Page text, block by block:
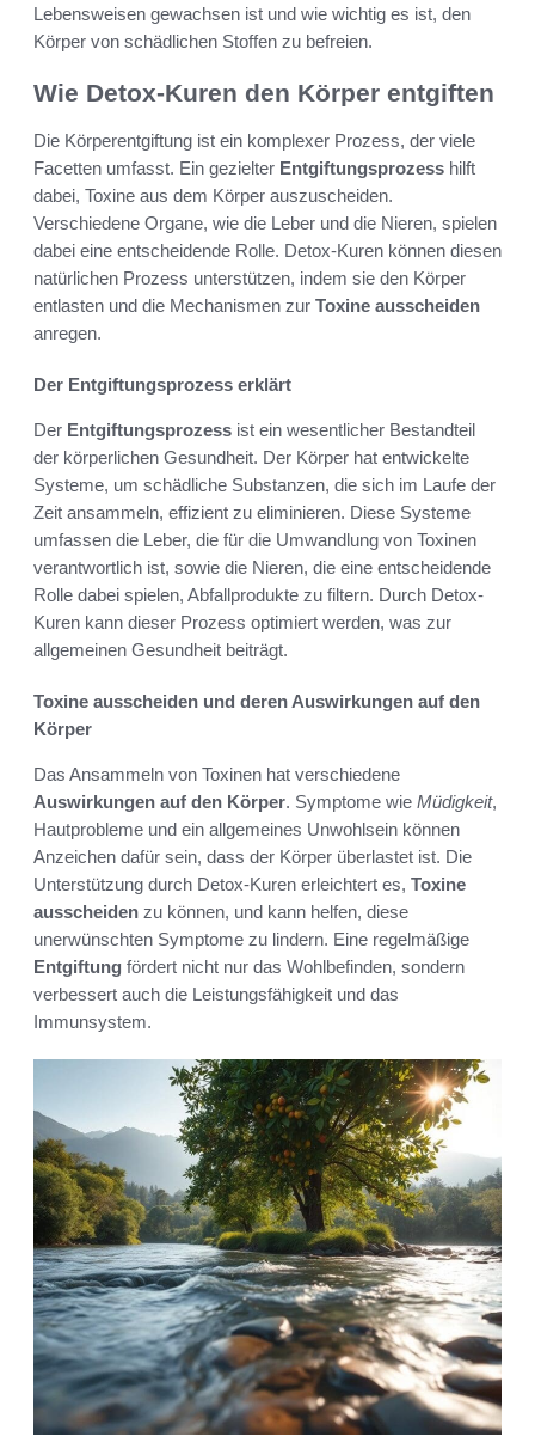
Lebensweisen gewachsen ist und wie wichtig es ist, den
Körper von schädlichen Stoffen zu befreien.
Wie Detox-Kuren den Körper entgiften
Die Körperentgiftung ist ein komplexer Prozess, der viele
Facetten umfasst. Ein gezielter Entgiftungsprozess hilft
dabei, Toxine aus dem Körper auszuscheiden.
Verschiedene Organe, wie die Leber und die Nieren, spielen
dabei eine entscheidende Rolle. Detox-Kuren können diesen
natürlichen Prozess unterstützen, indem sie den Körper
entlasten und die Mechanismen zur Toxine ausscheiden
anregen.
Der Entgiftungsprozess erklärt
Der Entgiftungsprozess ist ein wesentlicher Bestandteil
der körperlichen Gesundheit. Der Körper hat entwickelte
Systeme, um schädliche Substanzen, die sich im Laufe der
Zeit ansammeln, effizient zu eliminieren. Diese Systeme
umfassen die Leber, die für die Umwandlung von Toxinen
verantwortlich ist, sowie die Nieren, die eine entscheidende
Rolle dabei spielen, Abfallprodukte zu filtern. Durch Detox-
Kuren kann dieser Prozess optimiert werden, was zur
allgemeinen Gesundheit beiträgt.
Toxine ausscheiden und deren Auswirkungen auf den
Körper
Das Ansammeln von Toxinen hat verschiedene
Auswirkungen auf den Körper. Symptome wie Müdigkeit,
Hautprobleme und ein allgemeines Unwohlsein können
Anzeichen dafür sein, dass der Körper überlastet ist. Die
Unterstützung durch Detox-Kuren erleichtert es, Toxine
ausscheiden zu können, und kann helfen, diese
unerwünschten Symptome zu lindern. Eine regelmäßige
Entgiftung fördert nicht nur das Wohlbefinden, sondern
verbessert auch die Leistungsfähigkeit und das
Immunsystem.